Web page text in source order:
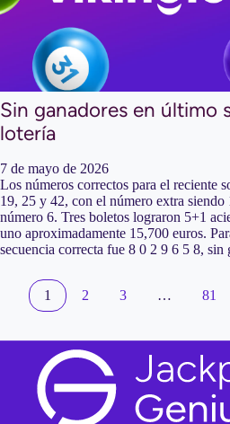
Sin ganadores en último
lotería
7 de mayo de 2026
Los números correctos para el reciente
19, 25 y 42, con el número extra
número 6. Tres boletos lograron 5+1
uno aproximadamente 15,700 euros.
secuencia correcta fue 8 0 2 9 6 5 8,
1 2 3 … 81